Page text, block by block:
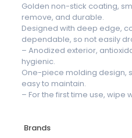
Golden non-stick coating,
remove, and durable.
Designed with deep edge,
dependable, so not easily
– Anodized exterior,
hygienic.
One-piece molding design,
easy to maintain.
– For the first time use, wipe
Brands